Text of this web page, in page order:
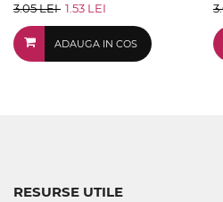
3.05 LEI 1.53 LEI
ADAUGA IN COS
RESURSE UTILE